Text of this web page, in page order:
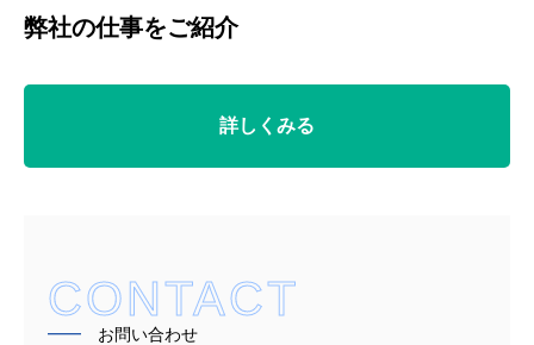
弊社の仕事をご紹介
詳しくみる
CONTACT
━━ お問い合わせ